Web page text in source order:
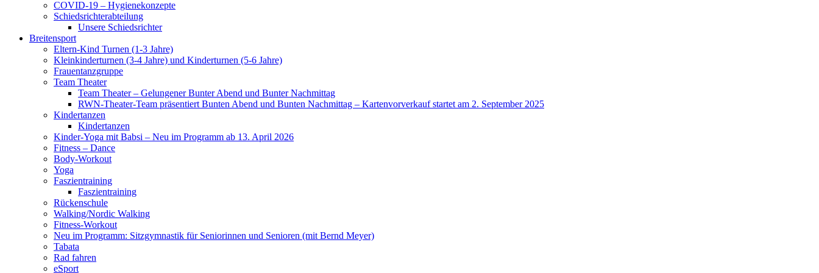
COVID-19 – Hygienekonzepte
Schiedsrichterabteilung
Unsere Schiedsrichter
Breitensport
Eltern-Kind Turnen (1-3 Jahre)
Kleinkinderturnen (3-4 Jahre) und Kinderturnen (5-6 Jahre)
Frauentanzgruppe
Team Theater
Team Theater – Gelungener Bunter Abend und Bunter Nachmittag
RWN-Theater-Team präsentiert Bunten Abend und Bunten Nachmittag – Kartenvorverkauf startet am 2. September 2025
Kindertanzen
Kindertanzen
Kinder-Yoga mit Babsi – Neu im Programm ab 13. April 2026
Fitness – Dance
Body-Workout
Yoga
Faszientraining
Faszientraining
Rückenschule
Walking/Nordic Walking
Fitness-Workout
Neu im Programm: Sitzgymnastik für Seniorinnen und Senioren (mit Bernd Meyer)
Tabata
Rad fahren
eSport